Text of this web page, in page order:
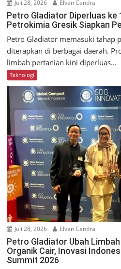
Juli 28, 2026 Elvan Candra
Petro Gladiator Diperluas ke
Petrokimia Gresik Siapkan
Petro Gladiator memasuki tahap
diterapkan di berbagai daerah.
limbah pertanian kini diperluas...
Teknologi
Juli 28, 2026 Elvan Candra
Petro Gladiator Ubah
Organik Cair, Inovasi
Summit 2026